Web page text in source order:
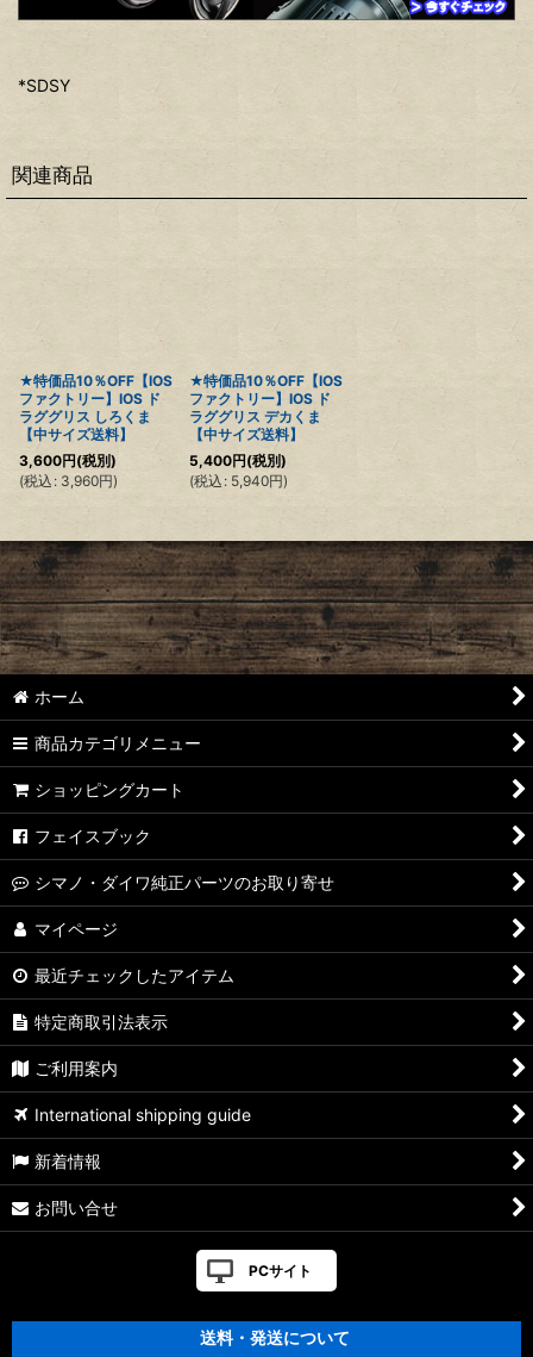
*SDSY
関連商品
★特価品10％OFF【IOS
ファクトリー】IOS ド
ラググリス しろくま
【中サイズ送料】
3,600円(税別)
(税込 : 3,960円)
★特価品10％OFF【IOS
ファクトリー】IOS ド
ラググリス デカくま
【中サイズ送料】
5,400円(税別)
(税込 : 5,940円)
ホーム
商品カテゴリメニュー
ショッピングカート
フェイスブック
シマノ・ダイワ純正パーツのお取り寄せ
マイページ
最近チェックしたアイテム
特定商取引法表示
ご利用案内
International shipping guide
新着情報
お問い合せ
PCサイト
送料・発送について